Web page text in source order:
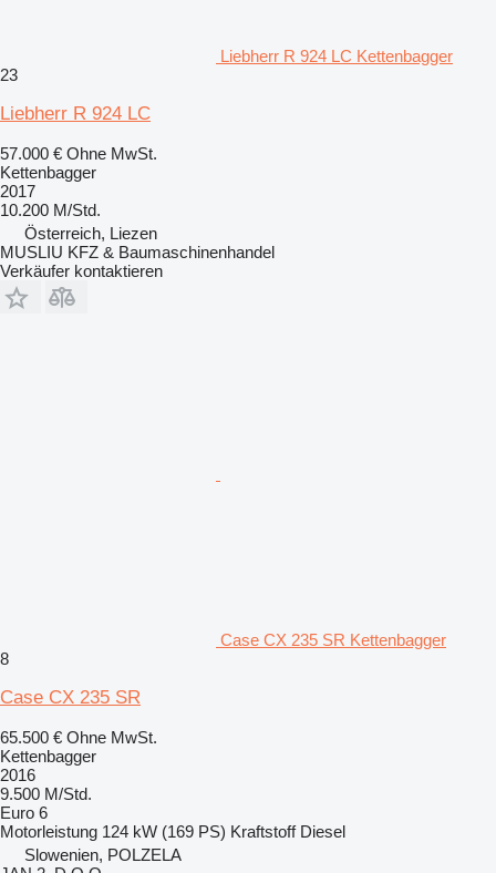
Liebherr R 924 LC Kettenbagger
23
Liebherr R 924 LC
57.000 € Ohne MwSt.
Kettenbagger
2017
10.200 M/Std.
Österreich, Liezen
MUSLIU KFZ & Baumaschinenhandel
Verkäufer kontaktieren
Case CX 235 SR Kettenbagger
8
Case CX 235 SR
65.500 € Ohne MwSt.
Kettenbagger
2016
9.500 M/Std.
Euro 6
Motorleistung 124 kW (169 PS) Kraftstoff Diesel
Slowenien, POLZELA